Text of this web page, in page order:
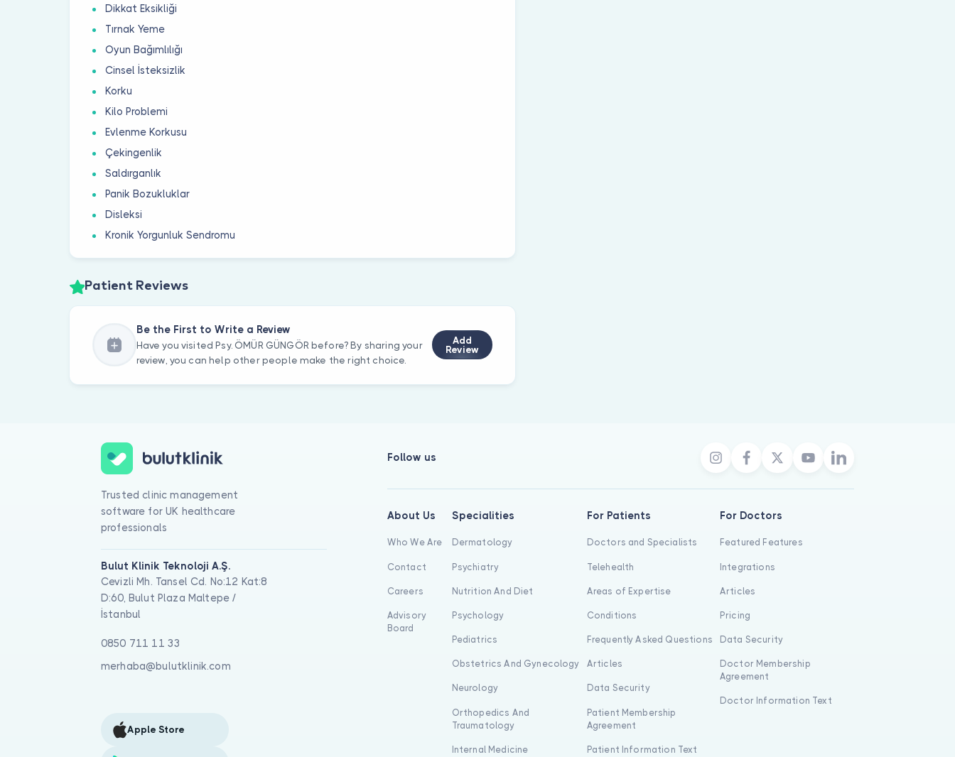
Dikkat Eksikliği
Tırnak Yeme
Oyun Bağımlılığı
Cinsel İsteksizlik
Korku
Kilo Problemi
Evlenme Korkusu
Çekingenlik
Saldırganlık
Panik Bozukluklar
Disleksi
Kronik Yorgunluk Sendromu
Patient Reviews
Be the First to Write a Review
Have you visited Psy. ÖMÜR GÜNGÖR before? By sharing your
review, you can help other people make the right choice.
Add
Review
Trusted clinic management
software for UK healthcare
professionals
Bulut Klinik Teknoloji A.Ş.
Cevizli Mh. Tansel Cd. No:12 Kat:8
D:60, Bulut Plaza Maltepe /
İstanbul
0850 711 11 33
merhaba@bulutklinik.com
Apple Store
Follow us
About Us
Who We Are
Contact
Careers
Advisory
Board
Specialities
Dermatology
Psychiatry
Nutrition And Diet
Psychology
Pediatrics
Obstetrics And Gynecology
Neurology
Orthopedics And
Traumatology
Internal Medicine
For Patients
Doctors and Specialists
Telehealth
Areas of Expertise
Conditions
Frequently Asked Questions
Articles
Data Security
Patient Membership
Agreement
Patient Information Text
For Doctors
Featured Features
Integrations
Articles
Pricing
Data Security
Doctor Membership
Agreement
Doctor Information Text